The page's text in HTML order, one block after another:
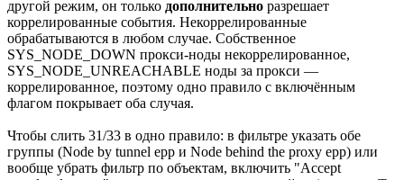
другой режим, он только дополнительно разрешает
коррелированные события. Некоррелированные
обрабатываются в любом случае. Собственное
SYS_NODE_DOWN прокси-ноды некоррелированное,
SYS_NODE_UNREACHABLE ноды за прокси —
коррелированное, поэтому одно правило с включённым
флагом покрывает оба случая.
Чтобы слить 31/33 в одно правило: в фильтре указать обе
группы (Node by tunnel epp и Node behind the proxy epp) или
вообще убрать фильтр по объектам, включить "Accept